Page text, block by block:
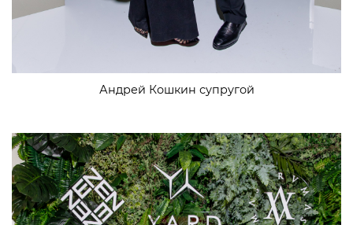
Андрей Кошкин супругой